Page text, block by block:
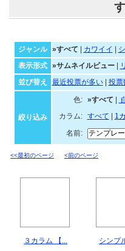
ジャンル »すべて カワイイ
表示形式
»サムネイルビュー|
並び替え
最近投票が多い| 投票
絞り込み
色: »すべて
カラム:
すべて 1
名前:
<<最初のページ <前のページ
３カラム 【... シンプ